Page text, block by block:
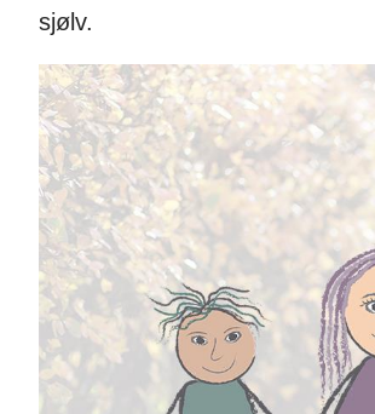
sjølv.